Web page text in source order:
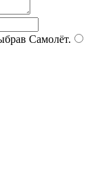
Самолёт.